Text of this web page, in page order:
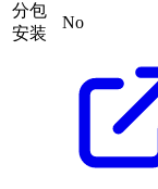
分包
安装
No